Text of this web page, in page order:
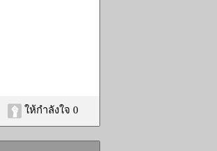
ให้กำลังใจ 0